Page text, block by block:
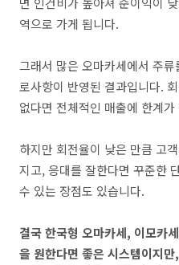
역으로 가게 됩니다.
그래서 많은 오마카세에서 주
로사항이 반영된 결과입니다.
없다면 전체적인 매출에 한계
하지만 회전율이 낮은 만큼 고
지고, 응대를 잘한다면 꾸준한
수 있는 장점도 있습니다.
결국 한국형 오마카세, 이모카
을 원한다면 좋은 시스템이지